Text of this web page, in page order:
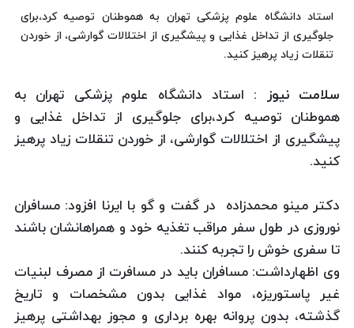
استاد دانشگاه علوم پزشكی تهران به هموطنان توصیه كرد،برای
جلوگیری از تداخل غذایی و پیشگیری از اختلالات گوارشی، از خوردن
تنقلات زیاد پرهیز كنید.
سلامت نیوز : استاد دانشگاه علوم پزشكی تهران به
هموطنان توصیه كرد،برای جلوگیری از تداخل غذایی و
پیشگیری از اختلالات گوارشی، از خوردن تنقلات زیاد پرهیز
كنید.
دكتر مینو محمدزاده در گفت و گو با ایرنا افزود: مسافران
نوروزی در طول سفر مراقب تغذیه خود و همراهانشان باشند
تا سفری خوش را تجربه كنند.
وی اظهارداشت: مسافران باید در مسافرت از مصرف لبنیات
غیر پاستوریزه، مواد غذایی بدون مشخصات و تاریخ
گذشته، بدون پروانه بهره برداری و مجوز بهداشتی پرهیز